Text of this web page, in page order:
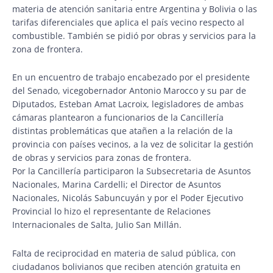
materia de atención sanitaria entre Argentina y Bolivia o las
tarifas diferenciales que aplica el país vecino respecto al
combustible. También se pidió por obras y servicios para la
zona de frontera.
En un encuentro de trabajo encabezado por el presidente
del Senado, vicegobernador Antonio Marocco y su par de
Diputados, Esteban Amat Lacroix, legisladores de ambas
cámaras plantearon a funcionarios de la Cancillería
distintas problemáticas que atañen a la relación de la
provincia con países vecinos, a la vez de solicitar la gestión
de obras y servicios para zonas de frontera.
Por la Cancillería participaron la Subsecretaria de Asuntos
Nacionales, Marina Cardelli; el Director de Asuntos
Nacionales, Nicolás Sabuncuyán y por el Poder Ejecutivo
Provincial lo hizo el representante de Relaciones
Internacionales de Salta, Julio San Millán.
Falta de reciprocidad en materia de salud pública, con
ciudadanos bolivianos que reciben atención gratuita en